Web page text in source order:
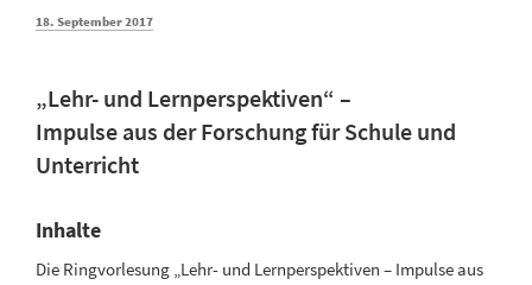
Veröffentlicht
18. September 2017
„Lehr- und Lernperspektiven“ –
Impulse aus der Forschung für Schule und
Unterricht
Inhalte
Die Ringvorlesung „Lehr- und Lernperspektiven – Impulse aus